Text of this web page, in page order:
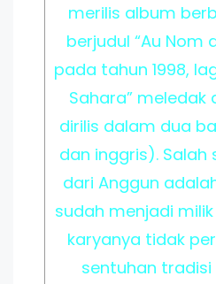
merilis album
berjudul “Au Nom
pada tahun 1998,
Sahara” meledak
dirilis dalam dua
dan inggris).
dari Anggun
sudah menjadi
karyanya tidak
sentuhan tradisi